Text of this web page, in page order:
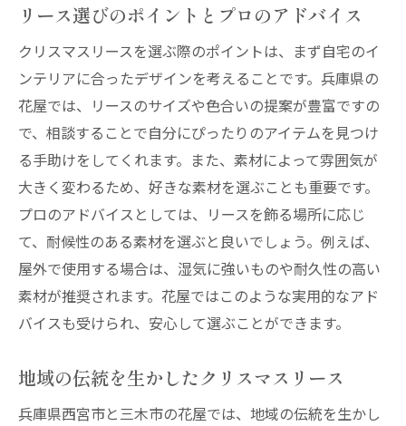
熟練の技が光るリースのディテール
職人が語るリース制作の秘訣
伝統技法を駆使したクリスマスリース
職人技術で生まれる美しいリース作品
西宮市の花屋で選ぶクリスマスリースの最新ト
レンド
今年のクリスマスリースの流行スタイル
西宮市で注目のリースデザイン
最新の素材を取り入れたクリスマスリース
地元で人気のトレンドリースをチェック
西宮市の花屋が提案する新しいリースの形
トレンドを押さえたリース選びのポイント
リース選びのポイントとプロのアドバイス
クリスマスリースを選ぶ際のポイントは、まず自宅のイ
ンテリアに合ったデザインを考えることです。兵庫県の
花屋では、リースのサイズや色合いの提案が豊富ですの
で、相談することで自分にぴったりのアイテムを見つけ
る手助けをしてくれます。また、素材によって雰囲気が
大きく変わるため、好きな素材を選ぶことも重要です。
プロのアドバイスとしては、リースを飾る場所に応じ
て、耐候性のある素材を選ぶと良いでしょう。例えば、
屋外で使用する場合は、湿気に強いものや耐久性の高い
素材が推奨されます。花屋ではこのような実用的なアド
バイスも受けられ、安心して選ぶことができます。
地域の伝統を生かしたクリスマスリース
兵庫県西宮市と三木市の花屋では、地域の伝統を生かし